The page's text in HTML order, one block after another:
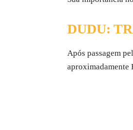
DUDU:
Após passagem
aproximadamente